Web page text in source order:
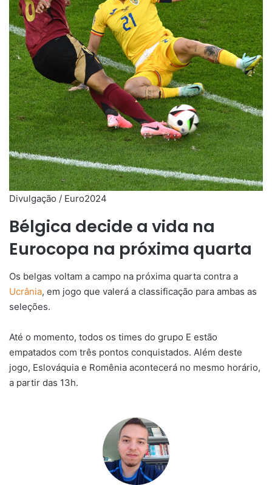
Divulgação / Euro2024
Bélgica decide a vida na
Eurocopa na próxima quarta
Os belgas voltam a campo na próxima quarta contra a
Ucrânia, em jogo que valerá a classificação para ambas as
seleções.
Até o momento, todos os times do grupo E estão
empatados com três pontos conquistados. Além deste
jogo, Eslováquia e Romênia acontecerá no mesmo horário,
a partir das 13h.